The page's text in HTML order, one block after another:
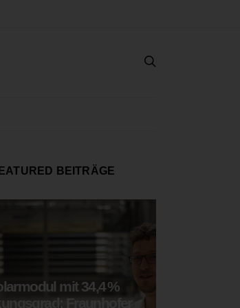
BEITRÄGE
mit 34,4 %
Fraunhofer